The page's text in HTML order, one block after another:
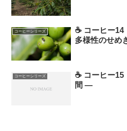
コーヒーシリーズ
☕ コーヒー
多様性のせめ
コーヒーシリーズ
☕ コーヒー
間 ―